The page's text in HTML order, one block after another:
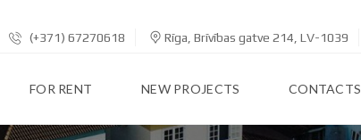
(+371) 67270618 Rīga, Brīvības gatve 214, LV-1039
FOR RENT NEW PROJECTS CONTACTS